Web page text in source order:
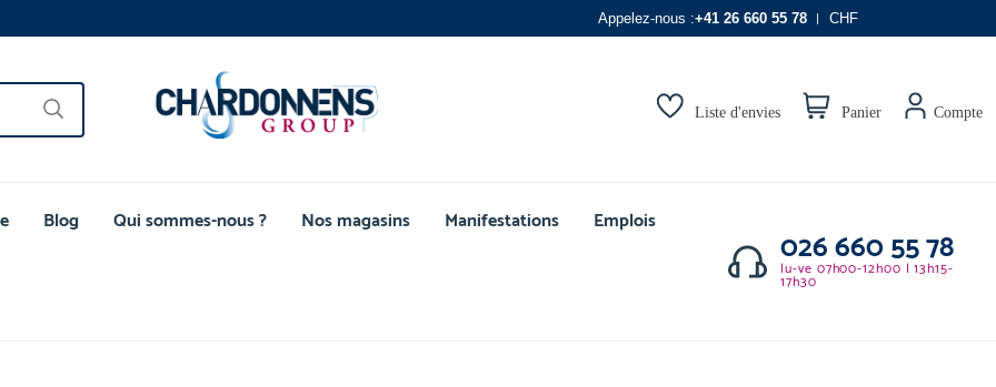
Appelez-nous :+41 26 660 55 78 CHF
Liste d'envies Panier Compte
Blog Qui sommes-nous ? Nos magasins Manifestations Emplois
026 660 55 78
lu-ve 07h00-12h00 | 13h15-
17h30